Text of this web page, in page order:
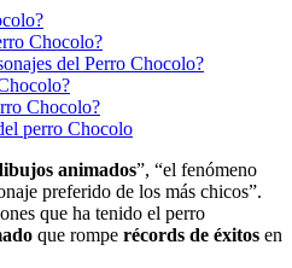
Chocolo?
del Perro Chocolo?
Chocolo?
perro Chocolo
animados”, “el fenómeno
preferido de los más chicos”.
que ha tenido el perro
que rompe récords de éxitos en